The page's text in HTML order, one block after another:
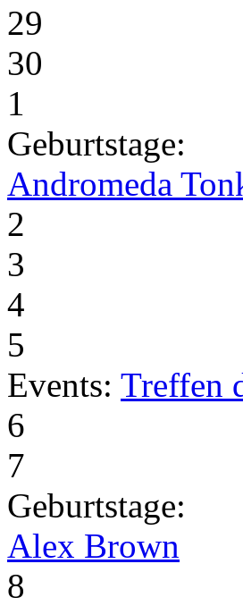
29
30
1
Geburtstage:
Andromeda
2
3
4
5
Events: Treffen
6
7
Geburtstage:
Alex Brown
8